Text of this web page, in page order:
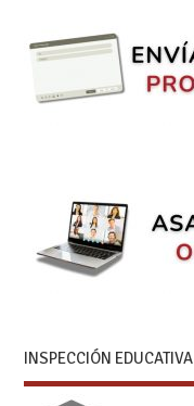
INSPECCIÓN EDUCATIVA